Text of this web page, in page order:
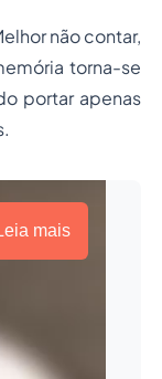
não contar,
torna-se
portar apenas
mais